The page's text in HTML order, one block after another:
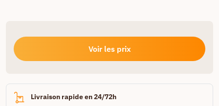
Voir les prix
Livraison rapide en 24/72h